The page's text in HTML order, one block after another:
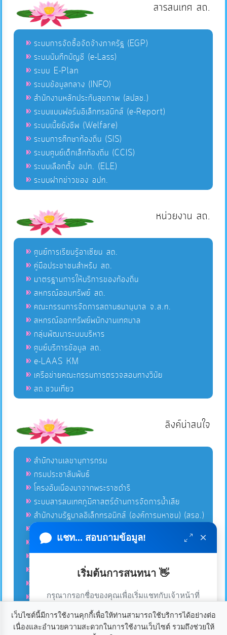
แชท... สอบถามข้อมูล! ×
เริ่มต้นการสนทนา 👋
กรุณากรอกชื่อของคุณเพื่อเริ่มแชทกับเจ้าหน้าที่
เว็บไซต์นี้มีการใช้งานคุกกี้เพื่อให้ท่านสามารถใช้บริการได้อย่างต่อ
เนื่องและอำนวยความสะดวกในการใช้งานเว็บไซต์ รวมถึงช่วยให้
สารสนเทศ สถ.
ระบบการจัดซื้อจัดจ้างภาครัฐ (EGP)
ระบบบันทึกบัญชี (e-Lass)
ระบบ E-Plan
ระบบข้อมูลกลาง (INFO)
สำนักงานหลักประกันสุขภาพ (สปสช.)
ระบบแบบฟอร์มอิเล็กทรอนิกส์ (e-Report)
ระบบเบี้ยยังชีพ (Welfare)
ระบบการศึกษาท้องถิ่น (SIS)
ระบบศูนย์เด็กเล็กท้องถิ่น (CCIS)
ระบบเลือกตั้ง อปท. (ELE)
ระบบฝากข่าวของ อปท.
หน่วยงาน สถ.
ศูนย์การเรียนรู้อาเซียน สถ.
คู่มือประชาชนสำหรับ สถ.
มาตรฐานการให้บริการของท้องถิ่น
สหกรณ์ออมทรัพย์ สถ.
คณะกรรมการจัดการสถานธนานุบาล จ.ส.ท.
สหกรณ์ออกทรัพย์พนักงานเทศบาล
กลุ่มพัฒนาระบบบริหาร
ศูนย์บริการข้อมูล สถ.
e-LAAS KM
เครือข่ายคณะกรรมการตรวจสอบทางวินัย
สถ.ชวนเที่ยว
ลิงค์น่าสนใจ
สำนักงานเลขานุการกรม
กรมประชาสัมพันธ์
โครงอันเนื่องมาจากพระราชดำริ
ระบบสารสนเทศภูมิศาสตร์ด้านการจัดการน้ำเสีย
สำนักงานรัฐบาลอิเล็กทรอนิกส์ (องค์การมหาชน) (สรอ.)
โครงการอนุรักษ์พันธุกรรมพืชอันเนื่องมาจากพระราชดำริ
คลังข่าวมหาไทย
คู่มือตาม พ.ร.บ.อำนวยความสดวกฯ
ฐานข้อมูลหน่วยงานภาครัฐ (INFO)
ศูนย์อำนวยการบริหารจังหวัดชายแดนภาคใต้ ศอ.บต.